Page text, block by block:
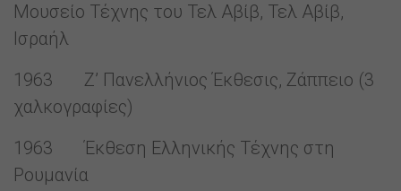
Μουσείο Τέχνης του Τελ Αβίβ, Τελ Αβίβ,
Ισραήλ
1963 Ζ’ Πανελλήνιος Έκθεσις, Ζάππειο (3
χαλκογραφίες)
1963 Έκθεση Ελληνικής Τέχνης στη
Ρουμανία